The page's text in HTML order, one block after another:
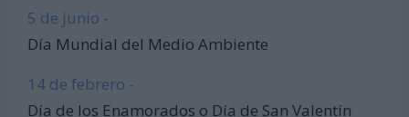
5 de junio -
Día Mundial del Medio Ambiente
14 de febrero -
Día de los Enamorados o Día de San Valentín